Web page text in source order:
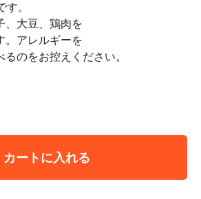
す。
、大豆、鶏肉を
アレルギーを
のをお控えください。
カートに入れる